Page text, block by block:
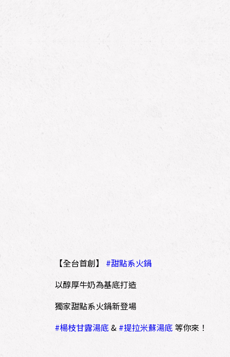
【全台首創】 #甜點系火鍋
以醇厚牛奶為基底打造
獨家甜點系火鍋新登場
#楊枝甘露湯底& #提拉米蘇湯底等你來！